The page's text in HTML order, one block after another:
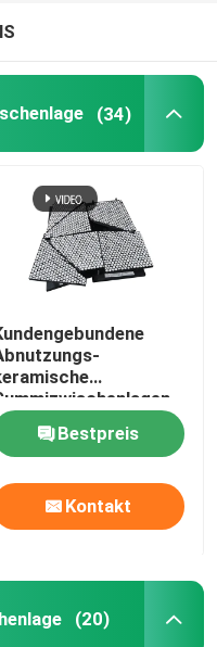
(34)
Abnutzungs-Fliesen
einer Rutschbahn
Bestpreis
Kontakt
(20)